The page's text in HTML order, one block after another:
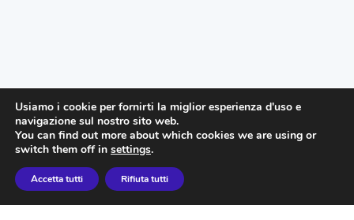
Zencluster è una piattaforma Cloud gestita da Sogetel,
basata sulle migliori tecnologie Open Source e in grado di
fornire scalabilità affidabile attraverso un ecosistema
Usiamo i cookie per fornirti la miglior esperienza d'uso e
navigazione sul nostro sito web.
You can find out more about which cookies we are using or
switch them off in settings.
Accetta tutti Rifiuta tutti